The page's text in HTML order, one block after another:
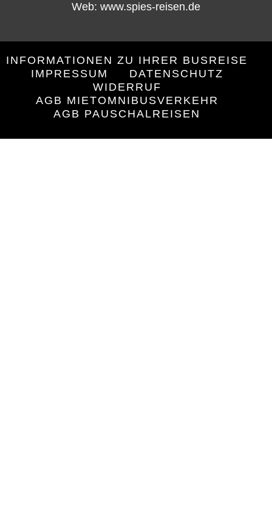
Web: www.spies-reisen.de
INFORMATIONEN ZU IHRER BUSREISE
IMPRESSUM
DATENSCHUTZ
WIDERRUF
AGB MIETOMNIBUSVERKEHR
AGB PAUSCHALREISEN